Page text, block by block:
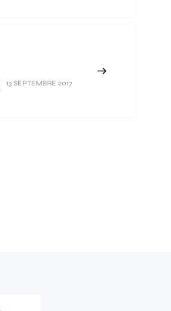
13 SEPTEMBRE 2017